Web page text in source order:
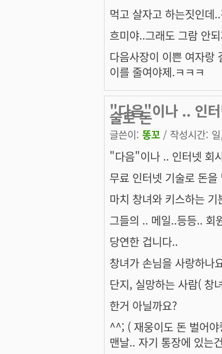
먹고 살자고 하는짓인데
흐미야..그래도 그람 안
다음사장이 이쁜 여자랑
이를 줄여야제.ㅋㅋㅋ
"다음"이나 .. 인터
술로 돈
글쓴이: 똥꼬 / 작성시간:
"다음"이나 .. 인터넷 회
무료 인터넷 기술로 돈
마치 창녀와 키스하는
그들의 .. 메일..등등.. 회
당연한 겁니다..
창녀가 손님을 사랑하나
단지, 실망하는 사람( 창
한거 아닐까요?
^^; ( 재웅이도 돈 벌어
맨날.. 자기 통장에 있는